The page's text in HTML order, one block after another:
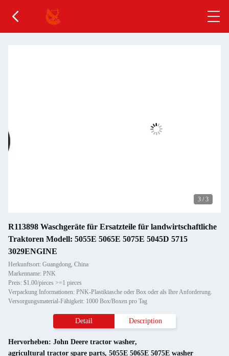
3 / 3
R113898 Waschgeräte für Ersatzteile für landwirtschaftliche
Traktoren Modell: 5055E 5065E 5075E 5045D 5715
3029ENGINE
Herkunftsort: Guangdong, China
Markenname: PNK
Preis: $1.00/pieces >=1 pieces
Verpackung Informationen: PNK-Plastiktasche oder Box oder als Ihre Anforderung.
Versorgungsmaterial-Fähigkeit: 1000 Box/Boxen pro Tag
Detail Description
Hervorheben: John Deere tractor washer,
agricultural tractor spare parts, 5055E 5065E 5075E washer